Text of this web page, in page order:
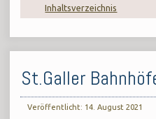
Inhaltsverzeichnis
St.Galler
Veröffentlicht: 14. August 2021